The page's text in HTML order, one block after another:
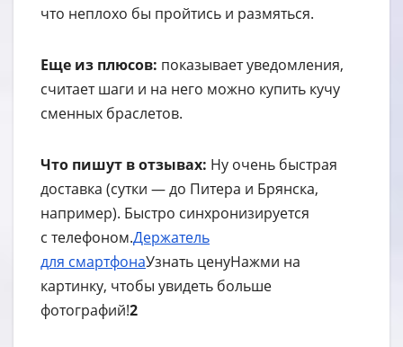
что неплохо бы пройтись и размяться.
Еще из плюсов: показывает уведомления,
считает шаги и на него можно купить кучу
сменных браслетов.
Что пишут в отзывах: Ну очень быстрая
доставка (сутки — до Питера и Брянска,
например). Быстро синхронизируется
с телефоном.Держатель
для смартфонаУзнать ценуНажми на
картинку, чтобы увидеть больше
фотографий!2